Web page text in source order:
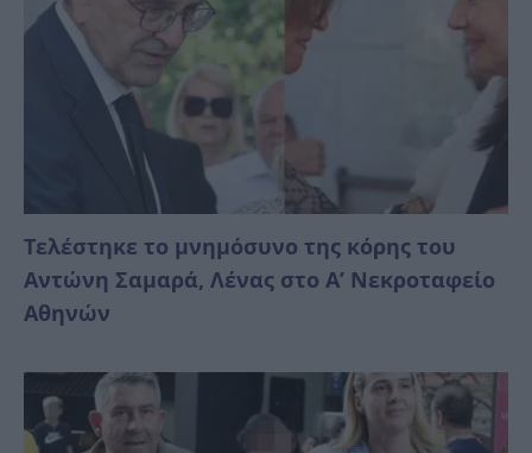
Τελέστηκε το μνημόσυνο της κόρης του
Αντώνη Σαμαρά, Λένας στο Α’ Νεκροταφείο
Αθηνών